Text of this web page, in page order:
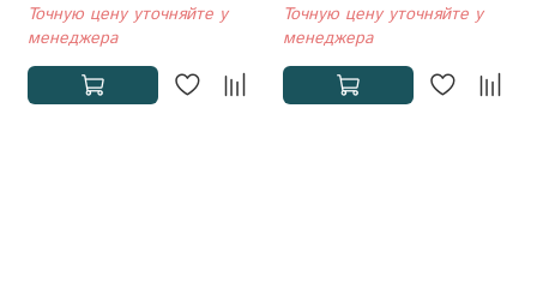
Точную цену уточняйте у
менеджера
Точную цену уточняйте у
менеджера